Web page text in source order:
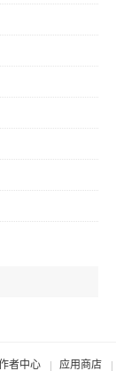
者中心 应用商店